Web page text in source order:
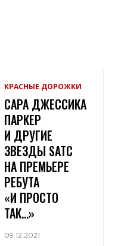
КРАСНЫЕ ДОРОЖКИ
САРА ДЖЕССИКА
ПАРКЕР
И ДРУГИЕ
ЗВЕЗДЫ SATC
НА ПРЕМЬЕРЕ
РЕБУТА
«И ПРОСТО
ТАК…»
09.12.2021